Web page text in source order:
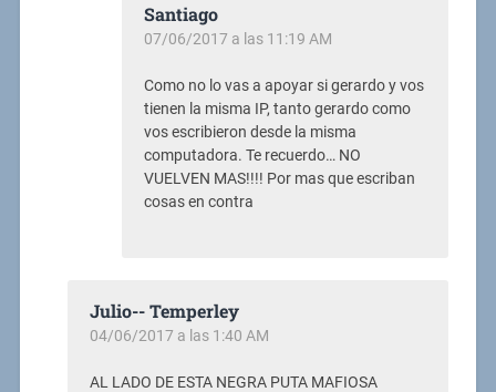
Santiago
07/06/2017 a las 11:19 AM
Como no lo vas a apoyar si gerardo y vos
tienen la misma IP, tanto gerardo como
vos escribieron desde la misma
computadora. Te recuerdo… NO
VUELVEN MAS!!!! Por mas que escriban
cosas en contra
Julio-- Temperley
04/06/2017 a las 1:40 AM
AL LADO DE ESTA NEGRA PUTA MAFIOSA